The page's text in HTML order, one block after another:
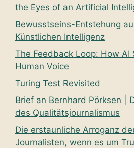
the Eyes of an Artificial
Bewusstseins-Entstehung
Künstlichen Intelligenz
The Feedback Loop: How AI
Human Voice
Turing Test Revisited
Brief an Bernhard Pörksen |
des Qualitätsjournalismus
Die erstaunliche Arroganz
Journalisten, wenn es um